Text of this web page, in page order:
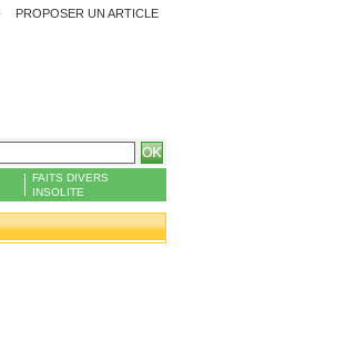
PROPOSER UN ARTICLE
FAITS DIVERS
INSOLITE